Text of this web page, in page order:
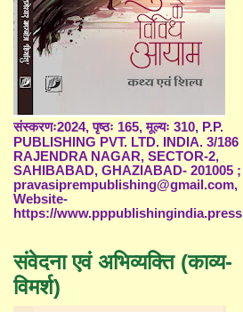
संस्करणः2024, पृष्ठः 165, मूल्यः 310, P.P.
PUBLISHING PVT. LTD. INDIA. 3/186
RAJENDRA NAGAR, SECTOR-2,
SAHIBABAD, GHAZIABAD- 201005 ;
pravasiprempublishing@gmail.com,
Website-
https://www.pppublishingindia.press
संवेदना एवं अभिव्यक्ति (काव्य-
विमर्श)